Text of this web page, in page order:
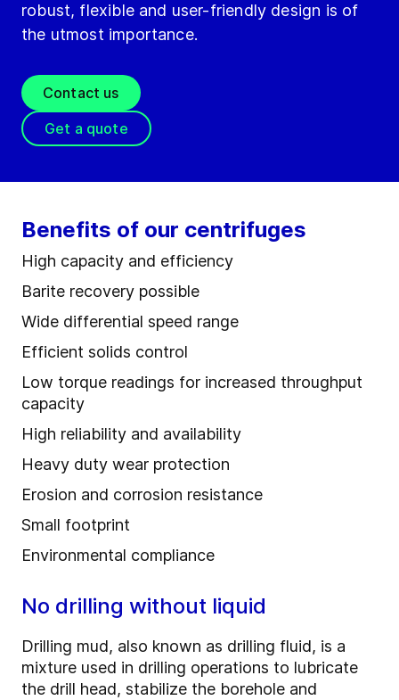
robust, flexible and user-friendly design is of
the utmost importance.
Contact us
Get a quote
Benefits of our centrifuges
High capacity and efficiency
Barite recovery possible
Wide differential speed range
Efficient solids control
Low torque readings for increased throughput
capacity
High reliability and availability
Heavy duty wear protection
Erosion and corrosion resistance
Small footprint
Environmental compliance
No drilling without liquid
Drilling mud, also known as drilling fluid, is a
mixture used in drilling operations to lubricate
the drill head, stabilize the borehole and